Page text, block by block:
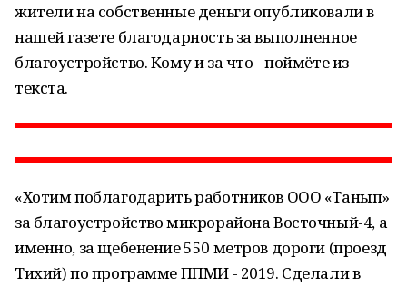
жители на собственные деньги опубликовали в
нашей газете благодарность за выполненное
благоустройство. Кому и за что - поймёте из
текста.
«Хотим поблагодарить работников ООО «Танып»
за благоустройство микрорайона Восточный-4, а
именно, за щебенение 550 метров дороги (проезд
Тихий) по программе ППМИ - 2019. Сделали в